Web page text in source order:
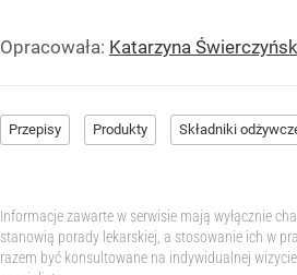
Opracowała: Katarzyna
Przepisy Produkty Składniki
Informacje zawarte w serwisie mają wyłącznie
stanowią porady lekarskiej, a stosowanie ich w
razem być konsultowane na indywidualnej